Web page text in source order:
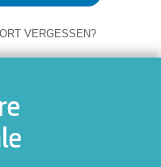
VERGESSEN?